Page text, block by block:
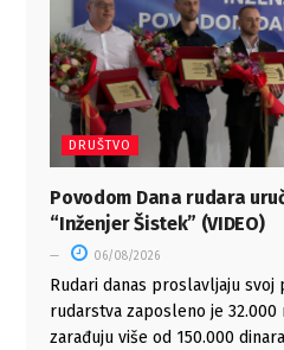
DRUŠTVO
Povodom Dana rudara
“Inženjer Šistek” (VIDEO)
06/08/2026
Rudari danas proslavljaju svoj
rudarstva zaposleno je
zarađuju više od 150.000